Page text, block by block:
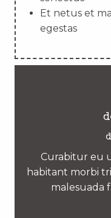
Et netus et
egestas
Curabitur eu
habitant morbi
malesuada